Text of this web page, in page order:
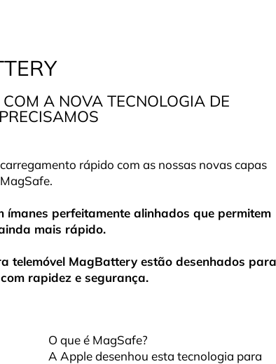
A NOVA TECNOLOGIA DE
rápido com as nossas novas capas
ímanes perfeitamente alinhados que permitem
mais rápido.
telemóvel MagBattery estão desenhados para
rapidez e segurança.
O que é MagSafe?
A Apple desenhou esta tecnologia para